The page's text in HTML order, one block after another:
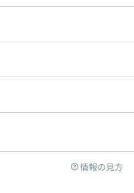
情報の見方